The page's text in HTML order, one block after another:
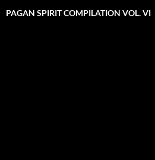
PAGAN SPIRIT COMPILATION VOL. VI